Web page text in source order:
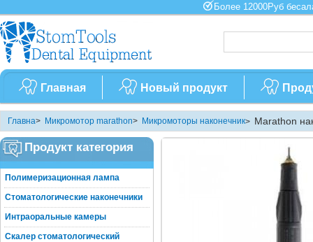
Более 12000Руб
Главная Новый продукт
Главна> Микромотор marathon> Микромоторы наконечник> Marathon
Продукт категория
Полимеризационная лампа
Стоматологические наконечники
Интраоральные камеры
Скалер стоматологический